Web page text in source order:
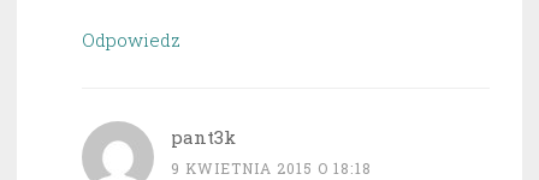
Odpowiedz
pant3k
9 KWIETNIA 2015 O 18:18